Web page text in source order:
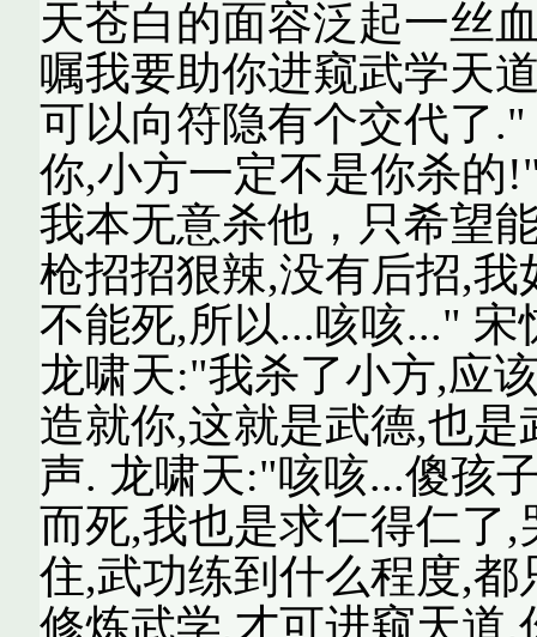
天苍白的面容泛起一丝
嘱我要助你进窥武学天
可以向符隐有个交代了
你,小方一定不是你杀的
我本无意杀他，只希望
枪招招狠辣,没有后招,
不能死,所以...咳咳..."
龙啸天:"我杀了小方,应
造就你,这就是武德,也
声. 龙啸天:"咳咳...傻孩
而死,我也是求仁得仁了
住,武功练到什么程度,
修炼武学,才可进窥天道